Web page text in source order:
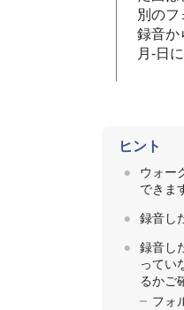
別の
録音か
月-日
ヒント
ウォー
できま
録音し
録音し
ってい
るかご
フォ